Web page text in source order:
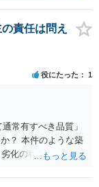
を相続したことに
亡くなると、ご質問
。 借家に建ってい
不明ではあります
すね。 ご質問に対
るかは別にして、
いてアドバイスを
ただけますと幸い
責任は問え
役にたった 1
常有すべき品質」
？ 本件のような築
化の程度や居住へ
方で、建物内部の